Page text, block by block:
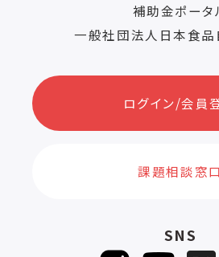
補助金ポータ
一般社団法人日本食品
ログイン/会員
課題相談窓口
SNS